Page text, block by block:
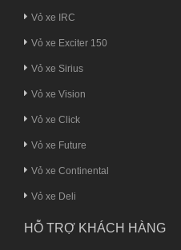
Vỏ xe IRC
Vỏ xe Exciter 150
Vỏ xe Sirius
Vỏ xe Vision
Vỏ xe Click
Vỏ xe Future
Vỏ xe Continental
Vỏ xe Deli
HỖ TRỢ KHÁCH HÀNG